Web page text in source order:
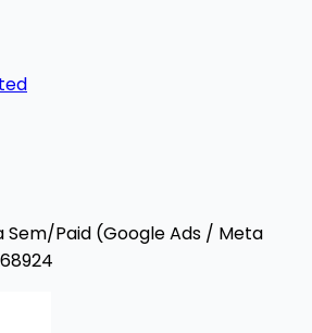
Sem/Paid (Google Ads / Meta